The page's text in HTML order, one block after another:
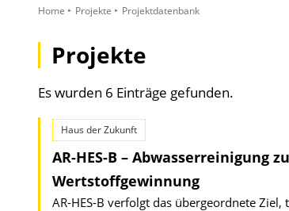
Home Projekte Projektdatenbank
Projekte
Es wurden 6 Einträge gefunden.
Haus der Zukunft
AR-HES-B – Abwasserreinigung
Wertstoffgewinnung
AR-HES-B verfolgt das übergeordnete